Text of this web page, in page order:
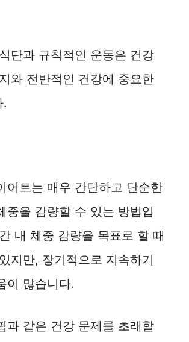
단과 규칙적인 운동은 건강
와 전반적인 건강에 중요한
.
어트는 매우 간단하고 단순한
중을 감량할 수 있는 방법입
내 체중 감량을 목표로 할 때
지만, 장기적으로 지속하기
이 많습니다.
과 같은 건강 문제를 초래할